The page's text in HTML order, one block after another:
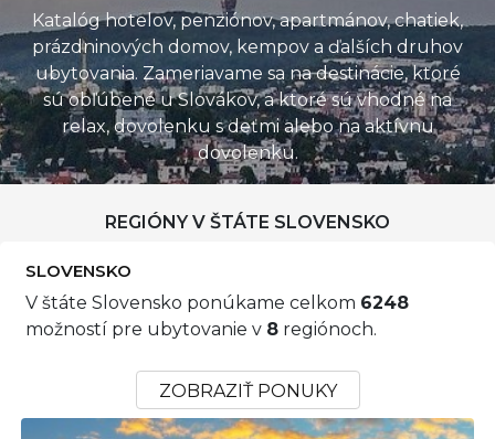
Katalóg hotelov, penziónov, apartmánov, chatiek,
prázdninových domov, kempov a ďalších druhov
ubytovania. Zameriavame sa na destinácie, ktoré
sú obľúbené u Slovákov, a ktoré sú vhodné na
relax, dovolenku s deťmi alebo na aktívnu
dovolenku.
REGIÓNY V ŠTÁTE SLOVENSKO
SLOVENSKO
V štáte Slovensko ponúkame celkom 6248
možností pre ubytovanie v 8 regiónoch.
ZOBRAZIŤ PONUKY